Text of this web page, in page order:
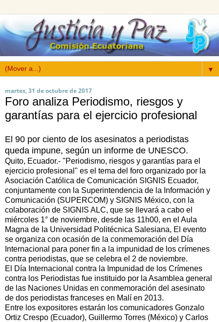
▼
martes, 31 de octubre de 2017
Foro analiza Periodismo, riesgos y
garantías para el ejercicio profesional
El 90 por ciento de los asesinatos a periodistas
queda impune, según un informe de UNESCO.
Quito, Ecuador.- "Periodismo, riesgos y garantías para el
ejercicio profesional" es el tema del foro organizado por la
Asociación Católica de Comunicación SIGNIS Ecuador,
conjuntamente con la Superintendencia de la Información y
Comunicación (SUPERCOM) y SIGNIS México, con la
colaboración de SIGNIS ALC, que se llevará a cabo el
miércoles 1° de noviembre, desde las 11h00, en el Aula
Magna de la Universidad Politécnica Salesiana, El evento
se organiza con ocasión de la conmemoración del Día
Internacional para poner fin a la impunidad de los crímenes
contra periodistas, que se celebra el 2 de noviembre.
El Día Internacional contra la Impunidad de los Crímenes
contra los Periodistas fue instituido por la Asamblea general
de las Naciones Unidas en conmemoración del asesinato
de dos periodistas franceses en Malí en 2013.
Entre los expositores estarán los comunicadores Gonzalo
Ortiz Crespo (Ecuador), Guillermo Torres (México) y Carlos